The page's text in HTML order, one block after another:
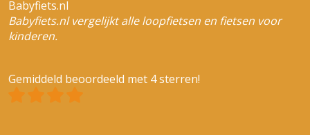
Babyfiets.nl
Babyfiets.nl vergelijkt alle loopfietsen en fietsen voor
kinderen.
Gemiddeld beoordeeld met 4 sterren!